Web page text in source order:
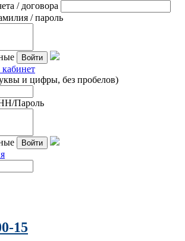
/ договора
/ пароль
Войти
и цифры, без пробелов)
Пароль
Войти
15